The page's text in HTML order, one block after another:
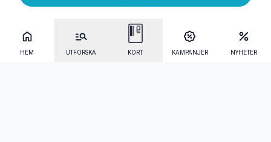
HEM UTFORSKA KORT KAMPANJER NYHETER